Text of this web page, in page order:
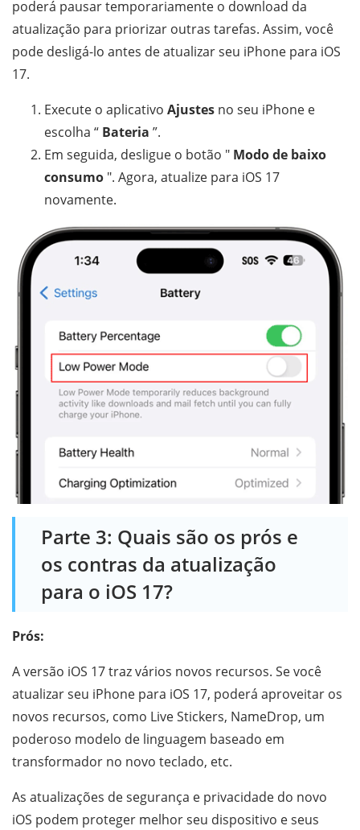
poderá pausar temporariamente o download da
atualização para priorizar outras tarefas. Assim, você
pode desligá-lo antes de atualizar seu iPhone para iOS
17.
Execute o aplicativo Ajustes no seu iPhone e
escolha “ Bateria ”.
Em seguida, desligue o botão " Modo de baixo
consumo ". Agora, atualize para iOS 17
novamente.
Parte 3: Quais são os prós e
os contras da atualização
para o iOS 17?
Prós:
A versão iOS 17 traz vários novos recursos. Se você
atualizar seu iPhone para iOS 17, poderá aproveitar os
novos recursos, como Live Stickers, NameDrop, um
poderoso modelo de linguagem baseado em
transformador no novo teclado, etc.
As atualizações de segurança e privacidade do novo
iOS podem proteger melhor seu dispositivo e seus